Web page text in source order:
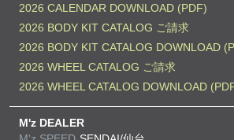
2026 CALENDAR DOWNLOAD (PDF)
2026 BODY KIT CATALOG ご請求
2026 BODY KIT CATALOG DOWNLOAD
2026 WHEEL CATALOG ご請求
2026 WHEEL CATALOG DOWNLOAD
M'z DEALER